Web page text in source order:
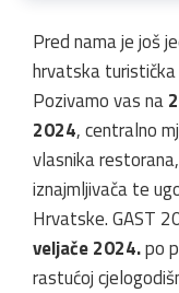
Pred nama je još
hrvatska turistička
Pozivamo vas na
2024, centralno
vlasnika
iznajmljivača te
Hrvatske. GAST
veljače 2024.po
rastućoj